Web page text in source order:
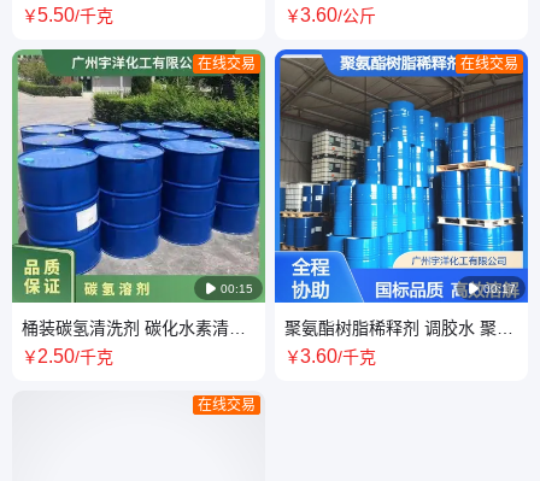
型 环保AGE 稀释树脂调整油漆
￥5.50/千克
 00:15
在线交易
桶装碳氢清洗剂 碳化水素清洁
剂 电子五金塑胶机械工件设备
￥2.50/千克
在线交易
里石厨房台面岩板去黄去污清
￥3.60/公斤
 00:17
在线交易
聚氨酯树脂稀释剂 调胶水 聚氨
酯漆 国标 200L 溶解剂 宇洋化
￥3.60/千克